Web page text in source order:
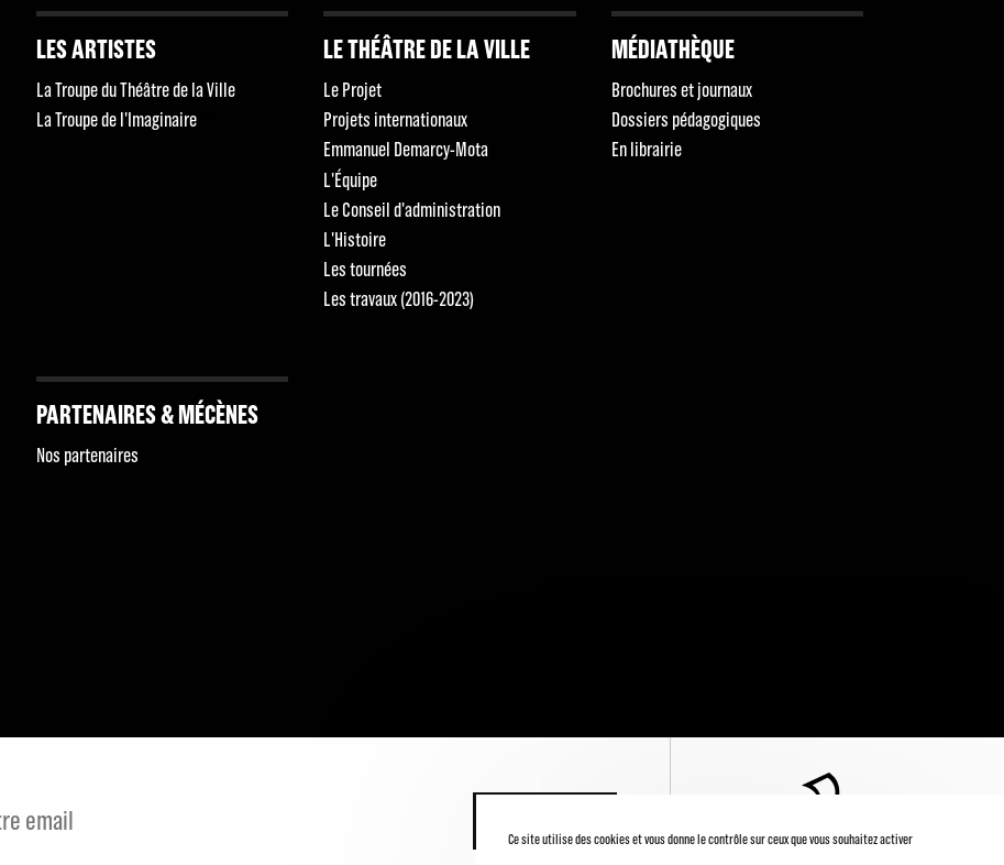
LES ARTISTES
La Troupe du Théâtre de la Ville
La Troupe de l'Imaginaire
LE THÉÂTRE DE LA VILLE
Le Projet
Projets internationaux
Emmanuel Demarcy-Mota
L'Équipe
Le Conseil d'administration
L'Histoire
Les tournées
Les travaux (2016-2023)
MÉDIATHÈQUE
Brochures et journaux
Dossiers pédagogiques
En librairie
PARTENAIRES & MÉCÈNES
Nos partenaires
Ce site utilise des cookies et vous donne le contrôle sur ceux que vous souhaitez activer